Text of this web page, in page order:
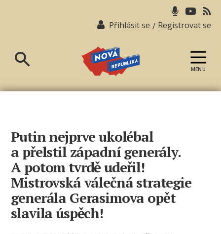
Přihlásit se / Registrovat se
republika
MENU
Putin nejprve ukolébal
a přelstil západní generály.
A potom tvrdě udeřil!
Mistrovská válečná strategie
generála Gerasimova opět
slavila úspěch!